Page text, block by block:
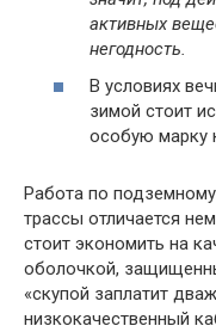
активных
негодность.
В условиях
зимой стоит
особую марку
Работа по
трассы отличается
стоит экономить на
оболочкой,
«скупой заплатит
низкокачественный